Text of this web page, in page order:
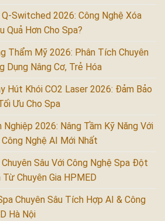
Switched 2026: Công Nghệ Xóa
Quả Hơn Cho Spa?
Thẩm Mỹ 2026: Phân Tích Chuyên
Dụng Nâng Cơ, Trẻ Hóa
Hút Khói CO2 Laser 2026: Đảm Bảo
Ưu Cho Spa
Nghiệp 2026: Nâng Tầm Kỹ Năng Với
Nghệ AI Mới Nhất
Sâu Với Công Nghệ Spa Đột
Chuyên Gia HPMED
Chuyên Sâu Tích Hợp AI & Công
Hà Nội